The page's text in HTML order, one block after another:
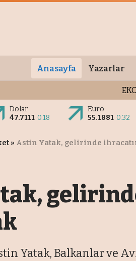
Anasayfa Yazarlar
Dolar
47.7111 0.18
Euro
55.1881 0.32
» Astin Yatak, gelirinde
Yatak, Balkanlar ve